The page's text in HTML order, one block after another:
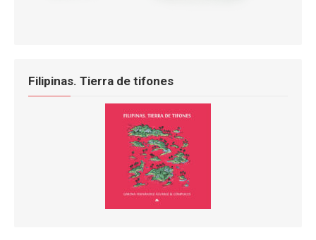
Filipinas. Tierra de tifones